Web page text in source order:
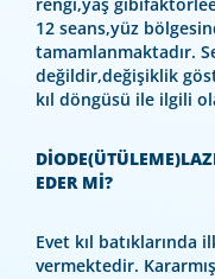
rengi,yaş
12 seans,yüz
tamamlanmaktadır.
değildir,değişiklik
kıl döngüsü ile ilgili
EDER Mİ?
Evet kıl
vermektedir.